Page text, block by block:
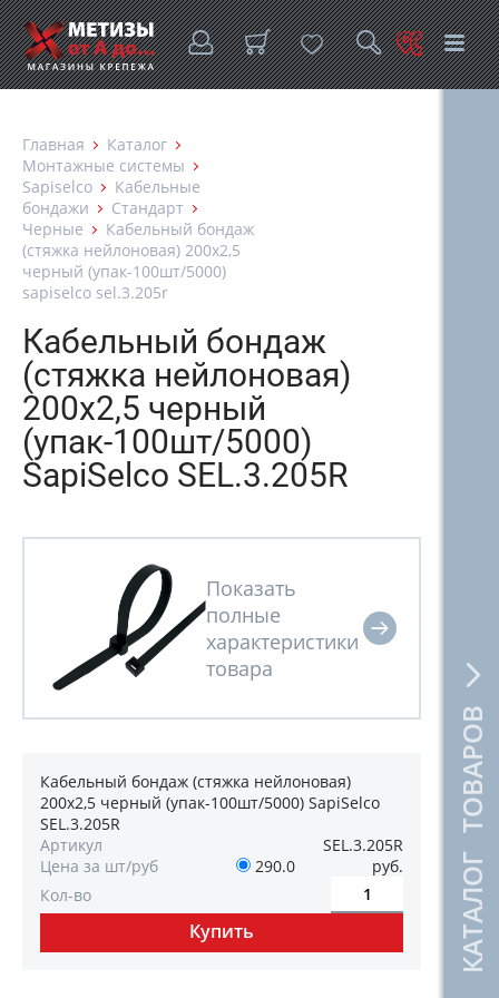
КАТАЛОГ ТОВАРОВ
Главная
Каталог
Монтажные системы
Sapiselco
Кабельные
бондажи
Стандарт
Черные
Кабельный бондаж
(стяжка нейлоновая) 200x2,5
черный (упак-100шт/5000)
sapiselco sel.3.205r
Кабельный бондаж
(стяжка нейлоновая)
200x2,5 черный
(упак-100шт/5000)
SapiSelco SEL.3.205R
Кабельный бондаж (стяжка нейлоновая)
200x2,5 черный (упак-100шт/5000) SapiSelco
SEL.3.205R
Артикул
SEL.3.205R
Цена за шт/руб
290.0
руб.
Кол-во